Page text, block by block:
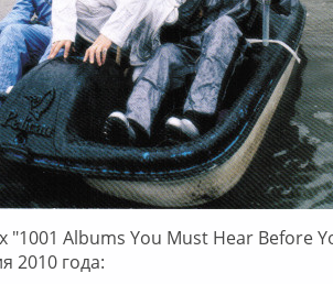
Albums You Must Hear Before
2010 года: